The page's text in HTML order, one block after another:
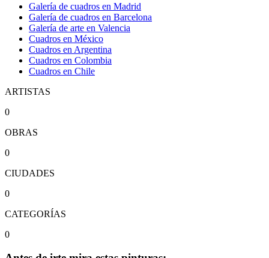
Galería de cuadros en Madrid
Galería de cuadros en Barcelona
Galería de arte en Valencia
Cuadros en México
Cuadros en Argentina
Cuadros en Colombia
Cuadros en Chile
ARTISTAS
0
OBRAS
0
CIUDADES
0
CATEGORÍAS
0